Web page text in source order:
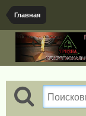
Главная